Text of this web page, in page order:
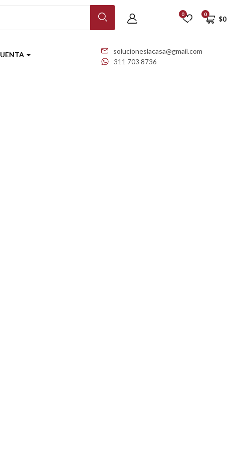
0
$0
0
solucioneslacasa@gmail.com
311 703 8736